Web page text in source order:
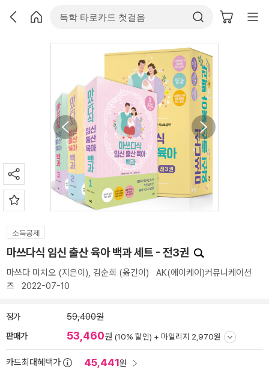
소득공제
마쓰다식 임신 출산 육아 백과 세트 - 전3권
마쓰다 미치오 (지은이), 김순희 (옮긴이) AK(에이케이)커뮤니케이션
즈 2022-07-10
정가 59,400원
판매가 53,460원 (10% 할인) + 마일리지 2,970원
카드최대혜택가 45,441원